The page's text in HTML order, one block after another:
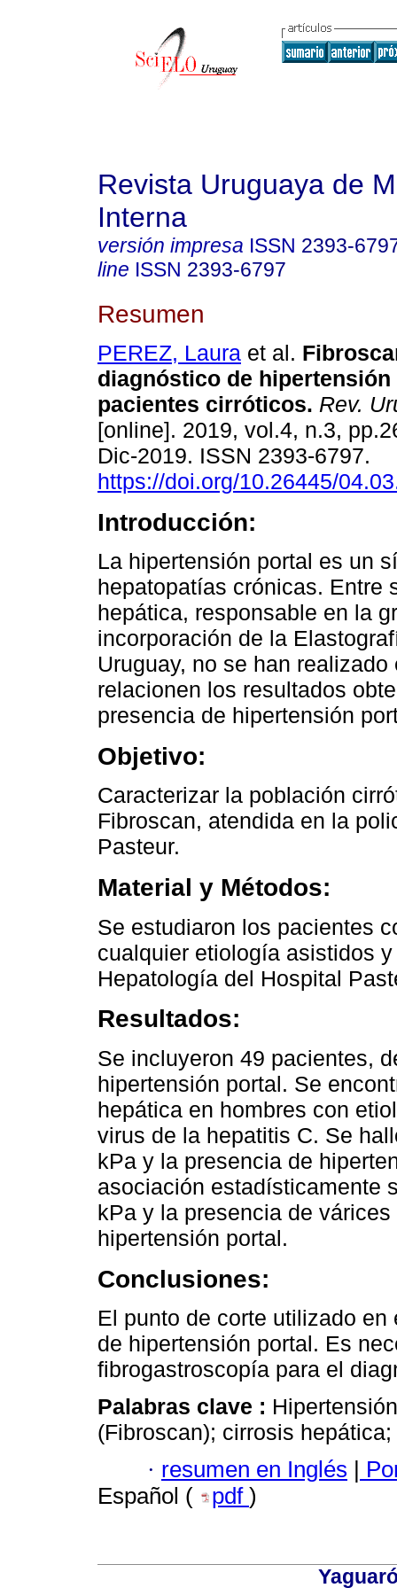
Revista Uruguaya de
Interna
versión impresa ISSN 2393-
line ISSN 2393-6797
Resumen
PEREZ, Laura et al.
diagnóstico de hipertensión
pacientes cirróticos. Rev.
[online]. 2019, vol.4, n.3,
Dic-2019. ISSN 2393-6797.
https://doi.org/10.26445/
Introducción:
La hipertensión portal es un
hepatopatías crónicas. Entre
hepática, responsable en la
incorporación de la
Uruguay, no se han
relacionen los resultados
presencia de hipertensión
Objetivo:
Caracterizar la población
Fibroscan, atendida en la
Pasteur.
Material y Métodos:
Se estudiaron los pacientes
cualquier etiología asistidos
Hepatología del Hospital
Resultados:
Se incluyeron 49 pacientes,
hipertensión portal. Se
hepática en hombres con
virus de la hepatitis C. Se
kPa y la presencia de
asociación estadísticamente
kPa y la presencia de
hipertensión portal.
Conclusiones:
El punto de corte utilizado
de hipertensión portal. Es
fibrogastroscopía para el
Palabras clave :
(Fibroscan); cirrosis
· resumen en Inglés
Español (
pdf )